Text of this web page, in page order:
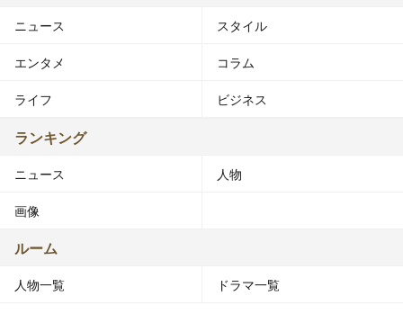
ニュース スタイル
エンタメ コラム
ライフ ビジネス
ランキング
ニュース 人物
画像
ルーム
人物一覧 ドラマ一覧